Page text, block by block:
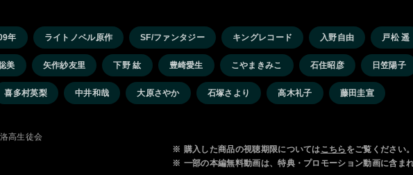
年 ライトノベル原作 SF/ファンタジー キングレコード 入野自由 戸松 遥
美 矢作紗友里 下野 紘 豊崎愛生 こやまきみこ 石住昭彦 日笠陽子
喜多村英梨 中井和哉 大原さやか 石塚さより 高木礼子 藤田圭宣
高生徒会
※ 購入した商品の視聴期限についてはこちら をご覧ください。
※ 一部の本編無料動画は、特典・プロモーション動画に含ま